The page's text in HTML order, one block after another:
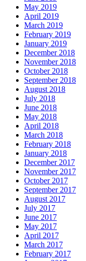
May 2019
April 2019
March 2019
February 2019
January 2019
December 2018
November 2018
October 2018
September 2018
August 2018
July 2018
June 2018
May 2018
April 2018
March 2018
February 2018
January 2018
December 2017
November 2017
October 2017
September 2017
August 2017
July 2017
June 2017
May 2017
April 2017
March 2017
February 2017